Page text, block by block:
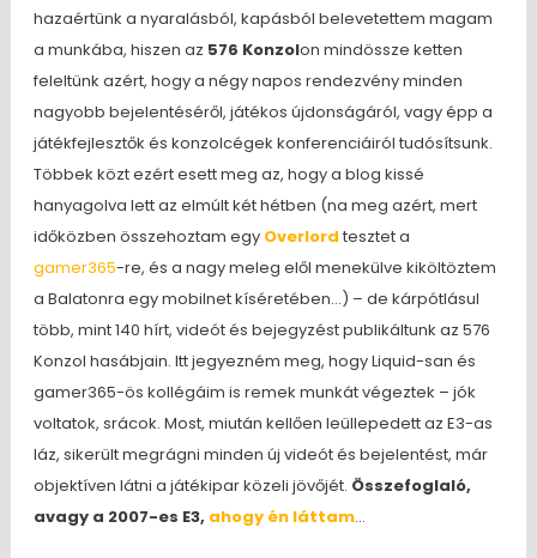
hazaértünk a nyaralásból, kapásból belevetettem magam
a munkába, hiszen az 576 Konzolon mindössze ketten
feleltünk azért, hogy a négy napos rendezvény minden
nagyobb bejelentéséről, játékos újdonságáról, vagy épp a
játékfejlesztők és konzolcégek konferenciáiról tudósítsunk.
Többek közt ezért esett meg az, hogy a blog kissé
hanyagolva lett az elmúlt két hétben (na meg azért, mert
időközben összehoztam egy Overlord tesztet a
gamer365-re, és a nagy meleg elől menekülve kiköltöztem
a Balatonra egy mobilnet kíséretében…) – de kárpótlásul
több, mint 140 hírt, videót és bejegyzést publikáltunk az 576
Konzol hasábjain. Itt jegyezném meg, hogy Liquid-san és
gamer365-ös kollégáim is remek munkát végeztek – jók
voltatok, srácok. Most, miután kellően leüllepedett az E3-as
láz, sikerült megrágni minden új videót és bejelentést, már
objektíven látni a játékipar közeli jövőjét. Összefoglaló,
avagy a 2007-es E3, ahogy én láttam…